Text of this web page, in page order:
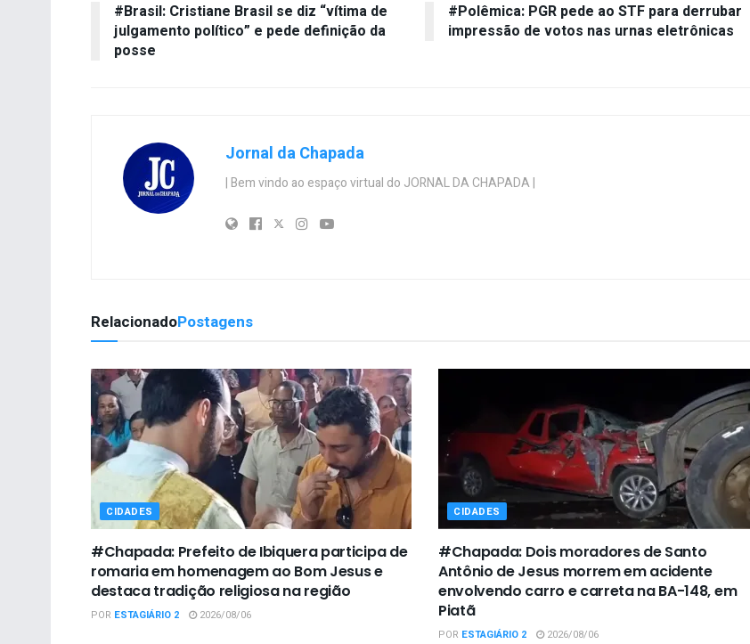
#Brasil: Cristiane Brasil se diz “vítima de
julgamento político” e pede definição da
posse
#Polêmica: PGR pede ao STF para derrubar
impressão de votos nas urnas eletrônicas
Jornal da Chapada
| Bem vindo ao espaço virtual do JORNAL DA CHAPADA |
RelacionadoPostagens
CIDADES
#Chapada: Prefeito de Ibiquera participa de
romaria em homenagem ao Bom Jesus e
destaca tradição religiosa na região
POR ESTAGIÁRIO 2 2026/08/06
CIDADES
#Chapada: Dois moradores de Santo
Antônio de Jesus morrem em acidente
envolvendo carro e carreta na BA-148, em
Piatã
POR ESTAGIÁRIO 2 2026/08/06